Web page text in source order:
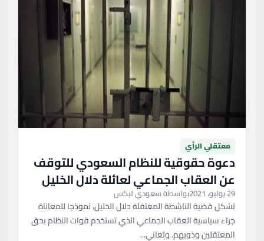
معتقلي الرأي
دعوة حقوقية للنظام السعودي للتوقف
عن العقاب الجماعي لعائلة دلال الخليل
29 يوليو، 2021 بواسطة سعودي ليكس
تشكل قضية الناشطة المعتقلة دلال الخليل، نموذجا للمعاناة
جراء سياسية العقاب الجماعي الذي تستخدم قوات النظام بحق
المعتقلين وذويهم. وتعاني...